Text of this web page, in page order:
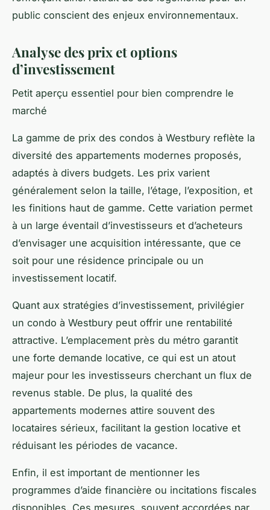
public conscient des enjeux environnementaux.
Analyse des prix et options
d’investissement
Petit aperçu essentiel pour bien comprendre le
marché
La gamme de prix des condos à Westbury reflète la
diversité des appartements modernes proposés,
adaptés à divers budgets. Les prix varient
généralement selon la taille, l’étage, l’exposition, et
les finitions haut de gamme. Cette variation permet
à un large éventail d’investisseurs et d’acheteurs
d’envisager une acquisition intéressante, que ce
soit pour une résidence principale ou un
investissement locatif.
Quant aux stratégies d’investissement, privilégier
un condo à Westbury peut offrir une rentabilité
attractive. L’emplacement près du métro garantit
une forte demande locative, ce qui est un atout
majeur pour les investisseurs cherchant un flux de
revenus stable. De plus, la qualité des
appartements modernes attire souvent des
locataires sérieux, facilitant la gestion locative et
réduisant les périodes de vacance.
Enfin, il est important de mentionner les
programmes d’aide financière ou incitations fiscales